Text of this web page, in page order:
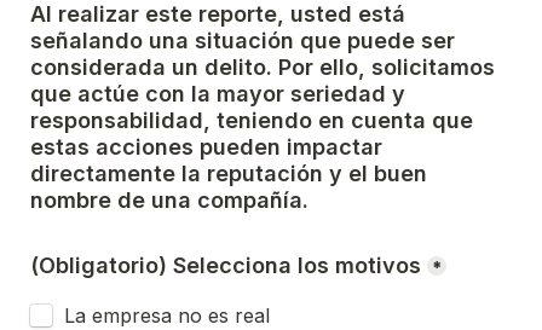
Al realizar este reporte, usted está
señalando una situación que puede ser
considerada un delito. Por ello, solicitamos
que actúe con la mayor seriedad y
responsabilidad, teniendo en cuenta que
estas acciones pueden impactar
directamente la reputación y el buen
nombre de una compañía.
(Obligatorio) Selecciona los motivos *
La empresa no es real